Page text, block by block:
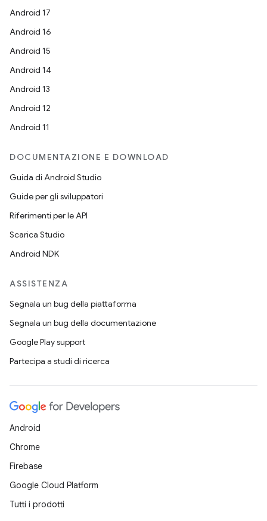
Android 17
Android 16
Android 15
Android 14
Android 13
Android 12
Android 11
DOCUMENTAZIONE E DOWNLOAD
Guida di Android Studio
Guide per gli sviluppatori
Riferimenti per le API
Scarica Studio
Android NDK
ASSISTENZA
Segnala un bug della piattaforma
Segnala un bug della documentazione
Google Play support
Partecipa a studi di ricerca
Android
Chrome
Firebase
Google Cloud Platform
Tutti i prodotti